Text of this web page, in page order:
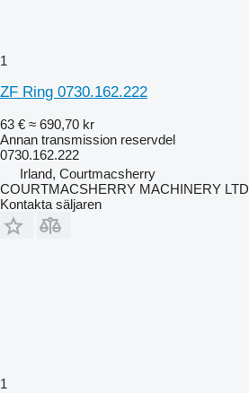
1
ZF Ring 0730.162.222
63 € ≈ 690,70 kr
Annan transmission reservdel
0730.162.222
Irland, Courtmacsherry
COURTMACSHERRY MACHINERY LTD
Kontakta säljaren
1